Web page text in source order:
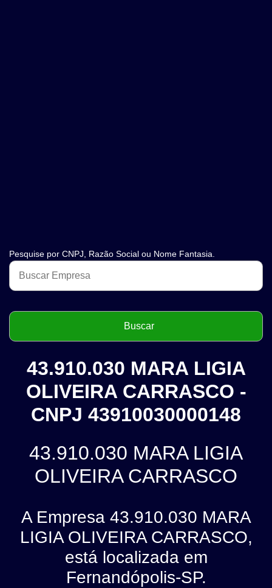
Pesquise por CNPJ, Razão Social ou Nome Fantasia.
43.910.030 MARA LIGIA
OLIVEIRA CARRASCO -
CNPJ 43910030000148
43.910.030 MARA LIGIA
OLIVEIRA CARRASCO
A Empresa 43.910.030 MARA
LIGIA OLIVEIRA CARRASCO,
está localizada em
Fernandópolis-SP.